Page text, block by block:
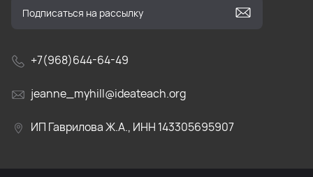
+7(968)644-64-49
jeanne_myhill@ideateach.org
ИП Гаврилова Ж.А., ИНН 143305695907